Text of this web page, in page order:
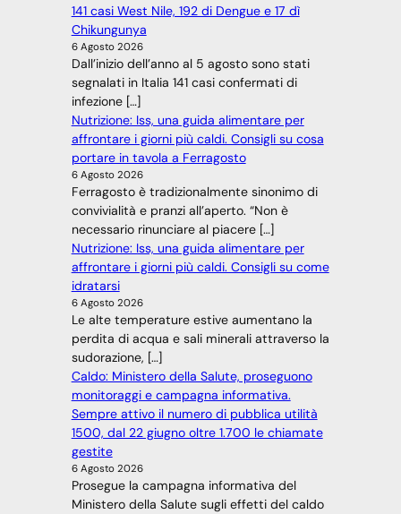
141 casi West Nile, 192 di Dengue e 17 dì
Chikungunya
6 Agosto 2026
Dall’inizio dell’anno al 5 agosto sono stati
segnalati in Italia 141 casi confermati di
infezione […]
Nutrizione: Iss, una guida alimentare per
affrontare i giorni più caldi. Consigli su cosa
portare in tavola a Ferragosto
6 Agosto 2026
Ferragosto è tradizionalmente sinonimo di
convivialità e pranzi all’aperto. “Non è
necessario rinunciare al piacere […]
Nutrizione: Iss, una guida alimentare per
affrontare i giorni più caldi. Consigli su come
idratarsi
6 Agosto 2026
Le alte temperature estive aumentano la
perdita di acqua e sali minerali attraverso la
sudorazione, […]
Caldo: Ministero della Salute, proseguono
monitoraggi e campagna informativa.
Sempre attivo il numero di pubblica utilità
1500, dal 22 giugno oltre 1.700 le chiamate
gestite
6 Agosto 2026
Prosegue la campagna informativa del
Ministero della Salute sugli effetti del caldo